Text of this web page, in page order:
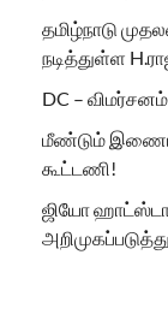
தமிழ்நாடு
நடித்துள்ள
DC –
மீண்டும்
கூட்டணி!
ஜியோ